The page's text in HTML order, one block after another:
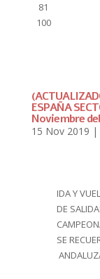
81
100
ESPAÑA
Noviembre
15 Nov 2019 |
IDA Y
DE
SE